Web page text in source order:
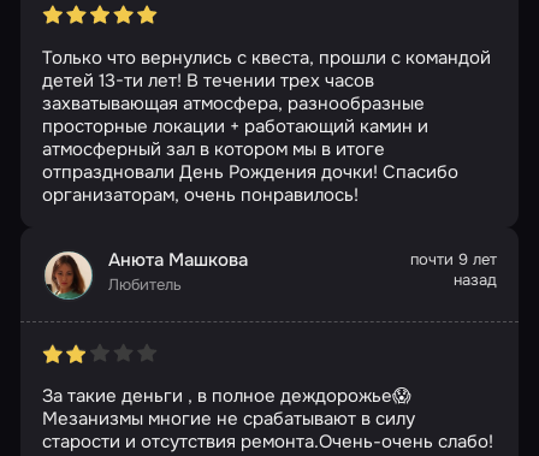
Только что вернулись с квеста, прошли с командой
детей 13-ти лет! В течении трех часов
захватывающая атмосфера, разнообразные
просторные локации + работающий камин и
атмосферный зал в котором мы в итоге
отпраздновали День Рождения дочки! Спасибо
организаторам, очень понравилось!
Анюта Машкова
Любитель
почти 9 лет
назад
За такие деньги , в полное деждорожье😱
Мезанизмы многие не срабатывают в силу
старости и отсутствия ремонта.Очень-очень слабо!